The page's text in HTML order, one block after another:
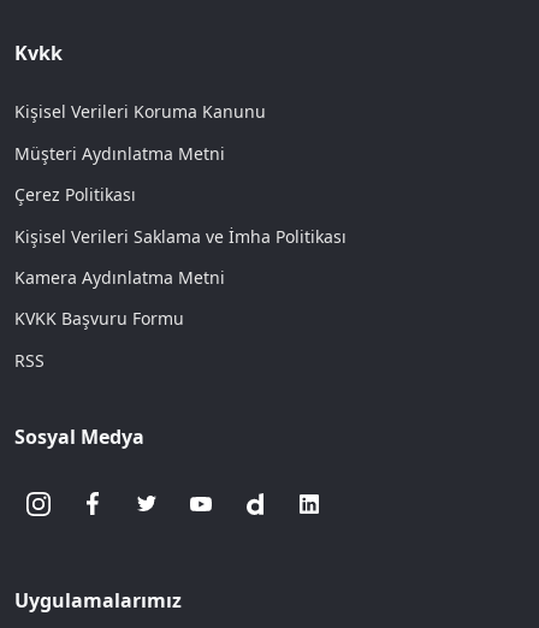
Kvkk
Kişisel Verileri Koruma Kanunu
Müşteri Aydınlatma Metni
Çerez Politikası
Kişisel Verileri Saklama ve İmha Politikası
Kamera Aydınlatma Metni
KVKK Başvuru Formu
RSS
Sosyal Medya
Uygulamalarımız